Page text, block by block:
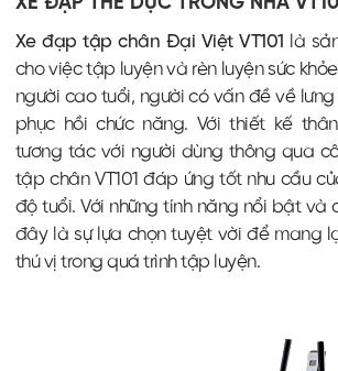
Xe đạp tập chân Đại Việt VT101
là
cho việc tập luyện và rèn luyện sức
người cao tuổi, người có vấn đề về
phục hồi chức năng. Với thiết kế
tương tác với người dùng thông qua
tập chân VT101 đáp ứng tốt nhu cầu
độ tuổi. Với những tính năng nổi bật và
đây là sự lựa chọn tuyệt vời để mang
thú vị trong quá trình tập luyện.